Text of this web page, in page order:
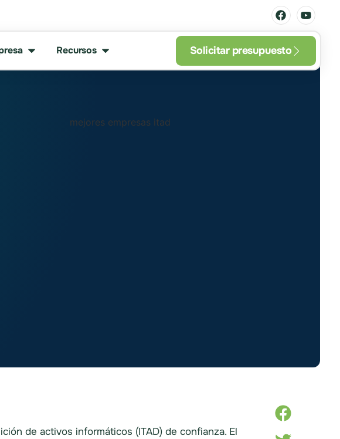
Recursos Solicitar presupuesto
de activos informáticos (ITAD) de confianza. El